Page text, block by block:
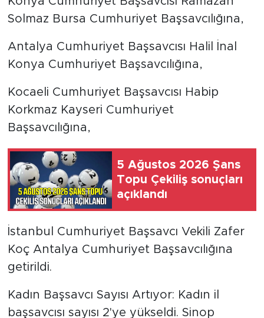
Solmaz Bursa Cumhuriyet Başsavcılığına,
Antalya Cumhuriyet Başsavcısı Halil İnal
Konya Cumhuriyet Başsavcılığına,
Kocaeli Cumhuriyet Başsavcısı Habip
Korkmaz Kayseri Cumhuriyet
Başsavcılığına,
5 Ağustos 2026 Şans
Topu Çekiliş sonuçları
açıklandı
İstanbul Cumhuriyet Başsavcı Vekili Zafer
Koç Antalya Cumhuriyet Başsavcılığına
getirildi.
Kadın Başsavcı Sayısı Artıyor: Kadın il
başsavcısı sayısı 2'ye yükseldi. Sinop